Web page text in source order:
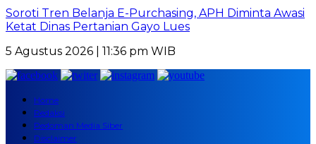
Soroti Tren Belanja E-Purchasing, APH Diminta Awasi
Ketat Dinas Pertanian Gayo Lues
5 Agustus 2026 | 11:36 pm WIB
Home
Redaksi
Pedoman Media Siber
Disclaimer